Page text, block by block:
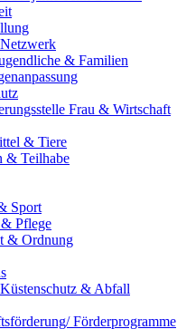
& Familien
Frau & Wirtschaft
& Tiere
& Teilhabe
Sport
Pflege
& Ordnung
& Abfall
Förderprogramme